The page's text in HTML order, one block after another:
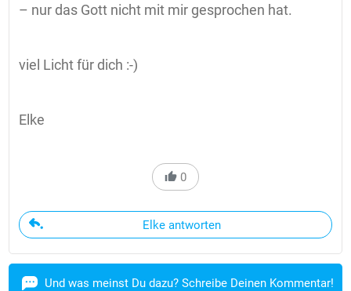
– nur das Gott nicht mit mir gesprochen hat.
viel Licht für dich :-)
Elke
0
Elke antworten
Und was meinst Du dazu? Schreibe Deinen Kommentar!